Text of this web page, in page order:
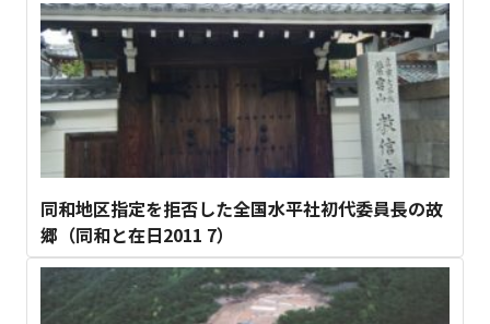
同和地区指定を拒否した全国水平社初代委員長の故
郷（同和と在日2011 7）